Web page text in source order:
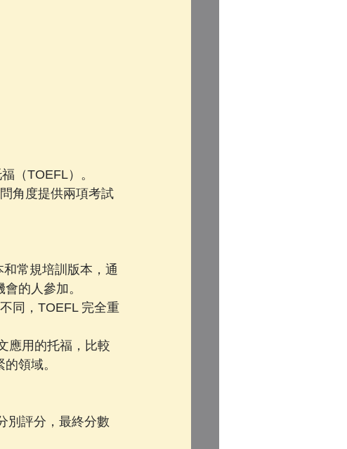
（TOEFL）。
角度提供兩項考試
常規培訓版本，通
的人參加。
同，TOEFL 完全重
應用的托福，比較
領域。
別評分，最終分數